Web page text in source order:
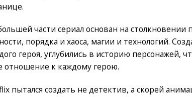
части сериал основан на столкновении
порядка и хаоса, магии и технологий.
героя, углубились в историю персонажей,
отношение к каждому герою.
пытался создать не детектив, а скорей